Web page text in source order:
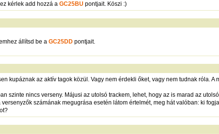
kérlek add hozzá a GC25BU pontjait. Köszi :)
állítsd be a GC25DD pontjait.
kupáznak az aktív tagok közül. Vagy nem érdekli őket, vagy nem tudnak róla.
szinte nincs verseny. Májusi az utolsó trackem, lehet, hogy az is marad az
számának megugrása esetén látom értelmét, meg hát valóban: ki